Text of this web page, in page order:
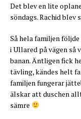
Det blev en lite
söndags. Rachid blev
Så hela familjen
i Ullared på vägen så
banan. Äntligen fick
tävling, kändes helt
familjen fungerar
älskar att duschen
sämre